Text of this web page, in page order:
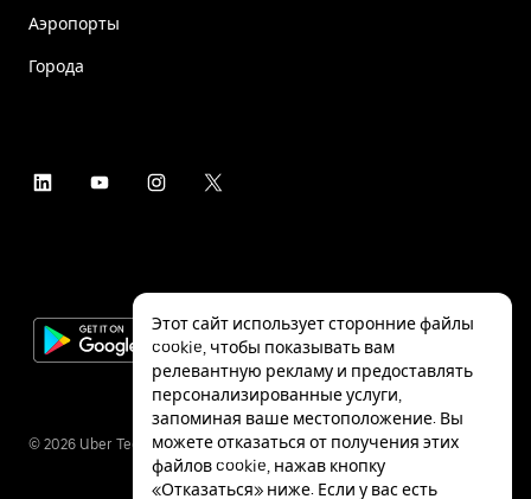
Аэропорты
Города
© 2026 Uber Technologies Inc.
Этот сайт использует сторонние файлы
cookie, чтобы показывать вам
релевантную рекламу и предоставлять
персонализированные услуги,
запоминая ваше местоположение. Вы
можете отказаться от получения этих
файлов cookie, нажав кнопку
«Отказаться» ниже. Если у вас есть